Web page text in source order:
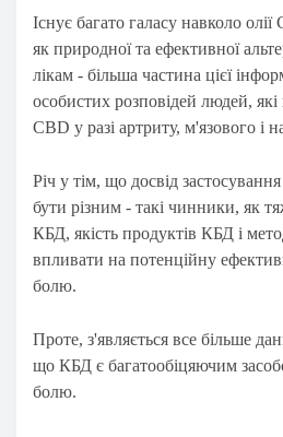
Існує багато галасу навколо
як природної та ефективної
лікам - більша частина цієї
особистих розповідей людей,
CBD у разі артриту, м'язового і
Річ у тім, що досвід
бути різним - такі чинники, як
КБД, якість продуктів КБД і
впливати на потенційну
болю.
Проте, з'являється все більше
що КБД є багатообіцяючим
болю.